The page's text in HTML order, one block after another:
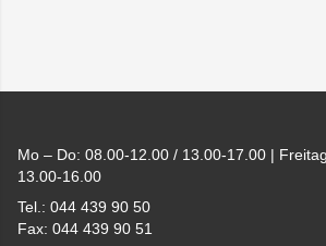
Mo – Do: 08.00-12.00 / 13.00-17.00 |
13.00-16.00
Tel.: 044 439 90 50
Fax: 044 439 90 51